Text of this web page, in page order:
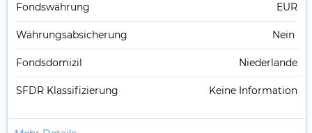
Fonds­währung EUR
Währungsabsicherung Nein
Fondsdomizil Niederlande
SFDR Klassifizierung Keine Information